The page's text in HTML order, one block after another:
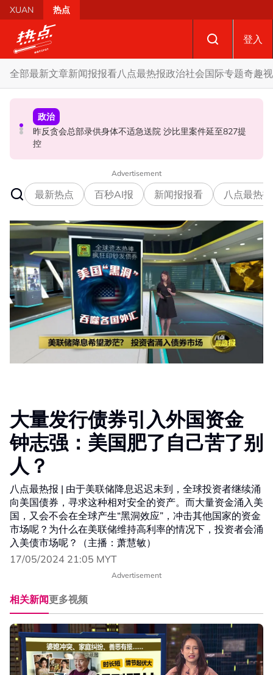
Skip to main content
XUAN 热点
登入
全部最新文章新闻报报看八点最热报政治社会国际专题奇趣
政治
昨反贪会总部录供身体不适急送院 沙比里案件延至827提
控
政治
蓝潮或冲击槟州政治版图 学者：希盟三分之二执政优势恐
不保
社会
亲友互助“标会”不违法 惟参与者权益不受法律保障
Advertisement
最新热点 百秒AI报 新闻报报看 八点最热报
大量发行债券引入外国资金
钟志强：美国肥了自己苦了别
人？
八点最热报 | 由于美联储降息迟迟未到，全球投资者继续涌
向美国债券，寻求这种相对安全的资产。而大量资金涌入美
国，又会不会在全球产生“黑洞效应”，冲击其他国家的资金
市场呢？为什么在美联储维持高利率的情况下，投资者会涌
入美债市场呢？（主播：萧慧敏）
17/05/2024 21:05 MYT
Advertisement
相关新闻更多视频